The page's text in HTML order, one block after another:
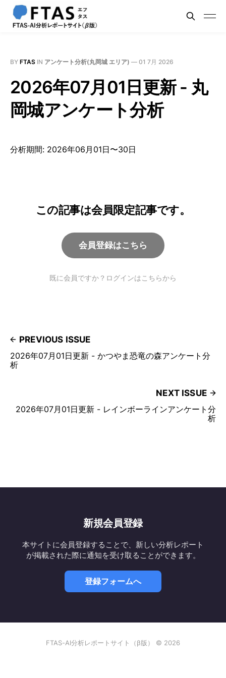
BY FTAS IN アンケート分析(丸岡城 エリア) — 01 7月 2026
2026年07月01日更新 - 丸
岡城アンケート分析
分析期間: 2026年06月01日〜30日
この記事は会員限定記事です。
会員登録はこちら
既に会員ですか？ログインはこちらから
PREVIOUS ISSUE
2026年07月01日更新 - かつやま恐竜の森アンケート分
析
NEXT ISSUE
2026年07月01日更新 - レインボーラインアンケート分
析
新規会員登録
本サイトに会員登録することで、新しい分析レポート
が掲載された際に通知を受け取ることができます。
登録フォームへ
FTAS-AI分析レポートサイト（β版） © 2026